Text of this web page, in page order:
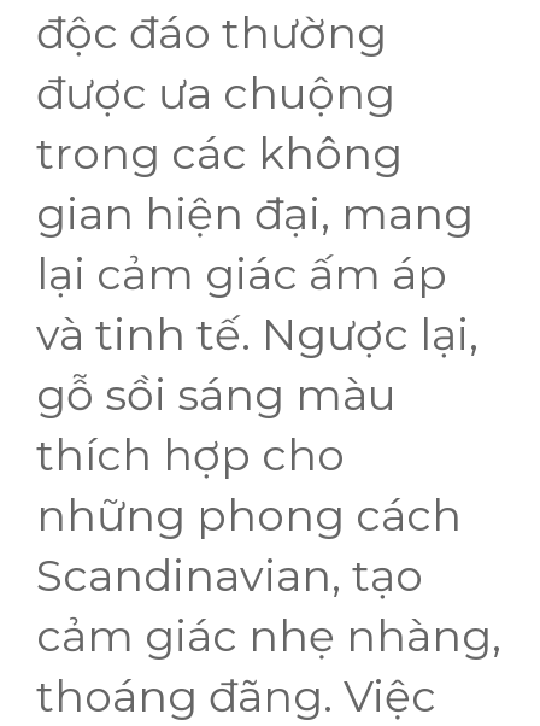
độc đáo thường
được ưa chuộng
trong các không
gian hiện đại, mang
lại cảm giác ấm áp
và tinh tế. Ngược lại,
gỗ sồi sáng màu
thích hợp cho
những phong cách
Scandinavian, tạo
cảm giác nhẹ nhàng,
thoáng đãng. Việc